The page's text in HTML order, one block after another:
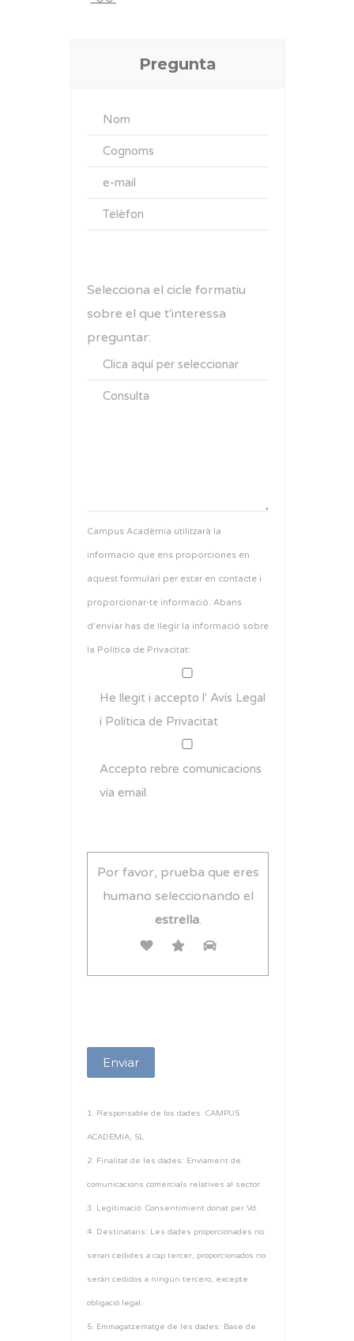
Pregunta
Selecciona el cicle formatiu
sobre el que t'interessa
preguntar:
Campus Acadèmia utilitzarà la
informació que ens proporciones en
aquest formulari per estar en contacte i
proporcionar-te informació. Abans
d'enviar has de llegir la informació sobre
la Política de Privacitat:
He llegit i accepto l' Avís Legal
i Política de Privacitat
Accepto rebre comunicacions
vía email.
Por favor, prueba que eres
humano seleccionando el
estrella.
1. Responsable de los dades: CAMPUS
ACADÈMIA, SL
2. Finalitat de les dades: Enviament de
comunicacions comercials relatives al sector.
3. Legitimació: Consentimient donat per Vd.
4. Destinataris: Les dades proporcionades no
seran cedides a cap tercer, proporcionados no
serán cedidos a ningún tercero, excepte
obligació legal.
5. Emmagatzematge de les dades: Base de